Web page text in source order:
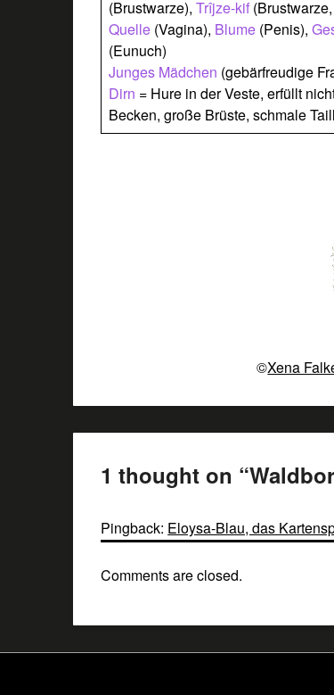
(Brustwarze),Trîjze-kif
Quelle (Vagina), Blume (Penis),
(Eunuch)
Junges Mädchen (gebärfreudige
Dirn = Hure in der Veste, erfüllt
Becken, große Brüste, schmale
©Xena
1 thought on “
Pingback: Eloysa-Blau, das
Comments are closed.